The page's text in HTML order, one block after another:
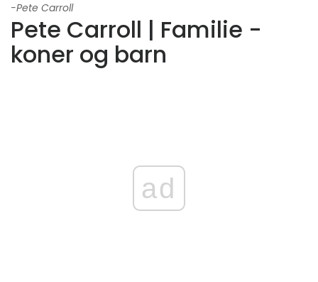
-Pete Carroll
Pete Carroll | Familie -
koner og barn
ad